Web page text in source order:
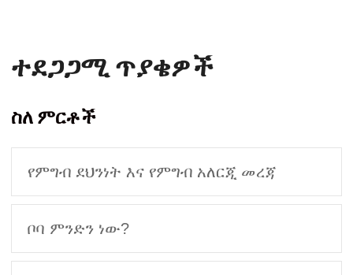
ተደጋጋሚ ጥያቄዎች
ስለ ምርቶች
የምግብ ደህንነት እና የምግብ አለርጂ መረጃ
ቦባ ምንድን ነው?